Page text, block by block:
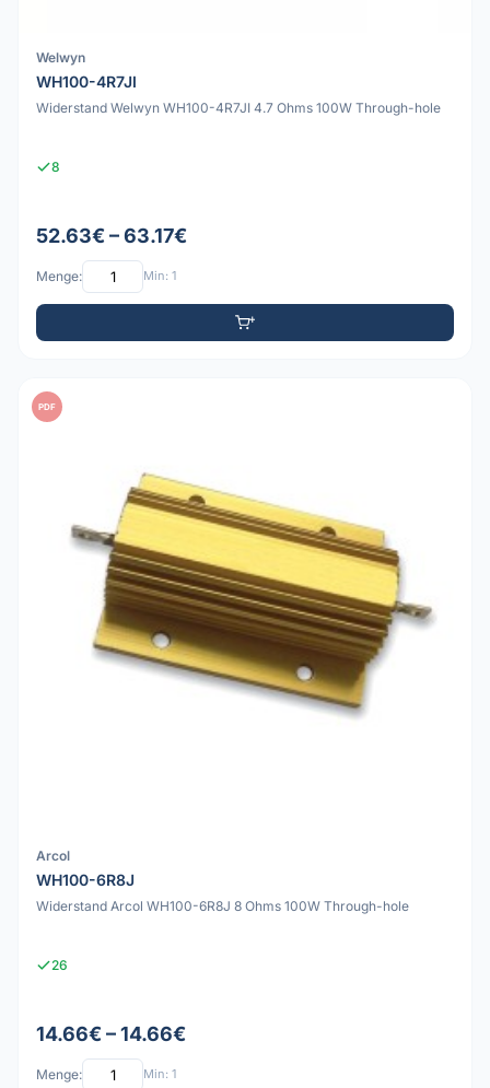
Welwyn
WH100-4R7JI
Widerstand Welwyn WH100-4R7JI 4.7 Ohms 100W Through-hole
8
52.63€ – 63.17€
Menge: Min: 1
PDF
Arcol
WH100-6R8J
Widerstand Arcol WH100-6R8J 8 Ohms 100W Through-hole
26
14.66€ – 14.66€
Menge: Min: 1